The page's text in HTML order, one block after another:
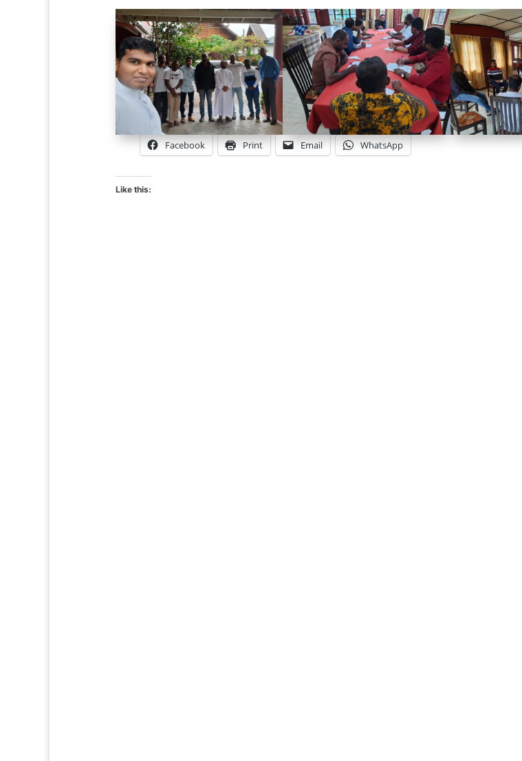
Facebook Print Email WhatsApp
Like this: